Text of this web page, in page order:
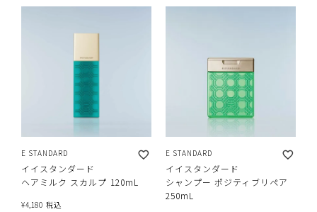
E STANDARD
イイスタンダード
ヘアミルク スカルプ 120mL
¥4,180 税込
E STANDARD
イイスタンダード
シャンプー ポジティブリペア
250mL